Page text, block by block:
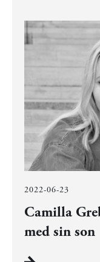
2022-06-23
Camilla
med sin son